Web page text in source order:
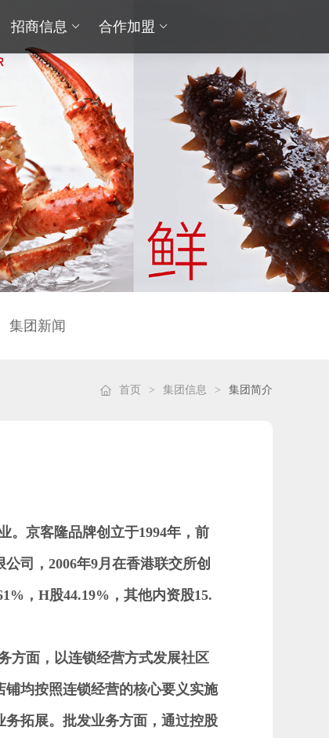
招商信息 合作加盟
集团新闻
首页 > 集团信息 > 集团简介
。京客隆品牌创立于1994年，前
司， 2006年9月在香港联交所创
， H股44.19% ，其他内资股15.
方面， 以连锁经营方式发展社区
均按照连锁经营的核心要义实施
拓展。 批发业务方面， 通过控股